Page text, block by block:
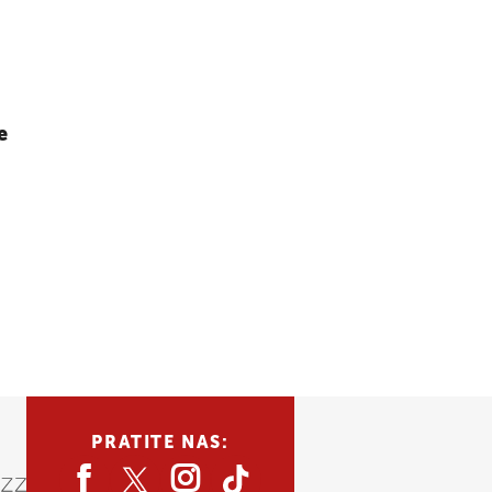
PRATITE NAS: